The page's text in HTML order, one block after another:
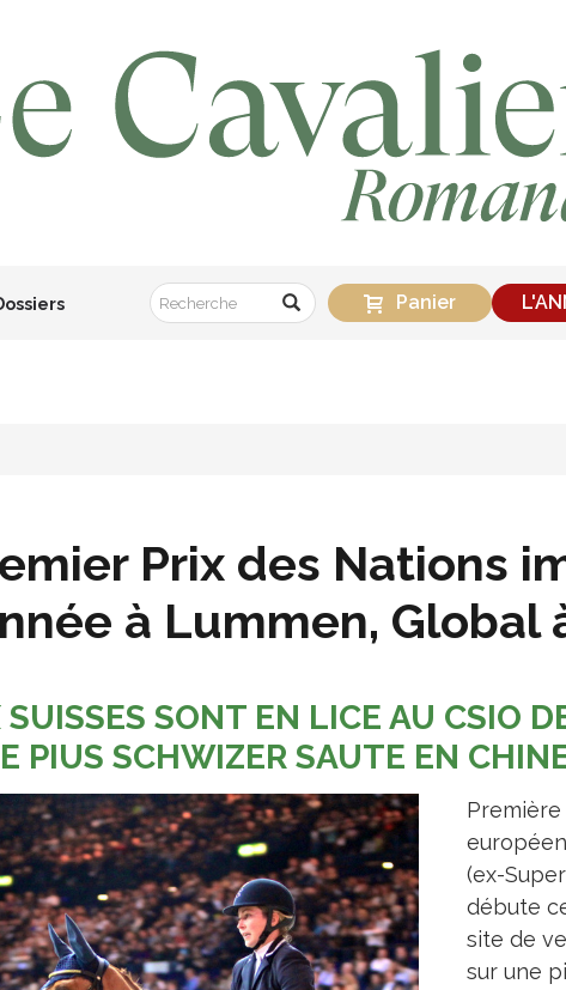
Panier
Prix des Nations
à Lummen, Global
SUISSES SONT EN LICE AU CSIO
PIUS SCHWIZER SAUTE EN
(ex-
débute
site de
sur une